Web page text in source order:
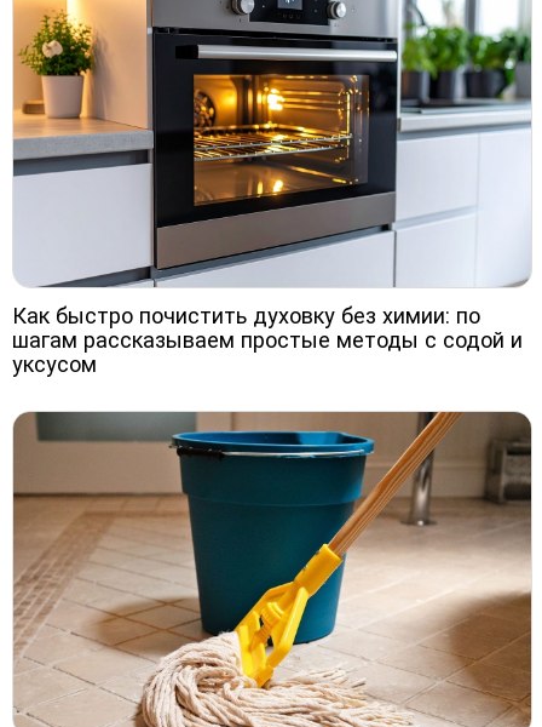
Как быстро почистить духовку без химии: по
шагам рассказываем простые методы с содой и
уксусом